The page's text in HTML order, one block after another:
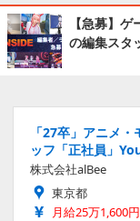
【急募】
の編集スタ
「27卒」アニメ
ッフ「正社員」
株式会社alBee
東京都
月給25万1,600